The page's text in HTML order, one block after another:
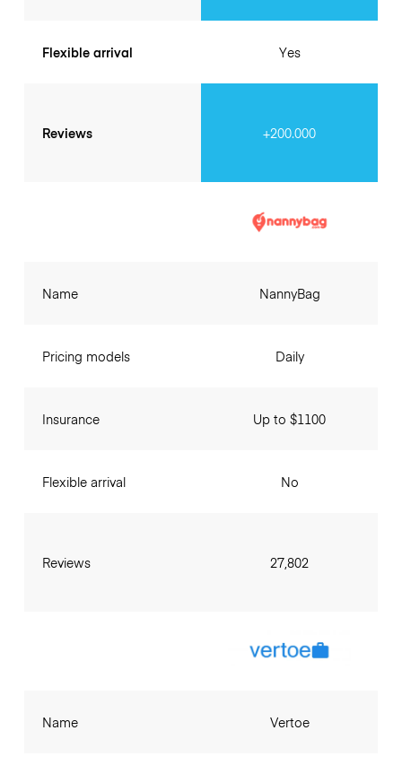
Flexible arrival
Reviews
Yes
+200.000
Name
Pricing models
Insurance
Flexible arrival
Reviews
NannyBag
Daily
Up to $1100
No
27,802
Name Vertoe